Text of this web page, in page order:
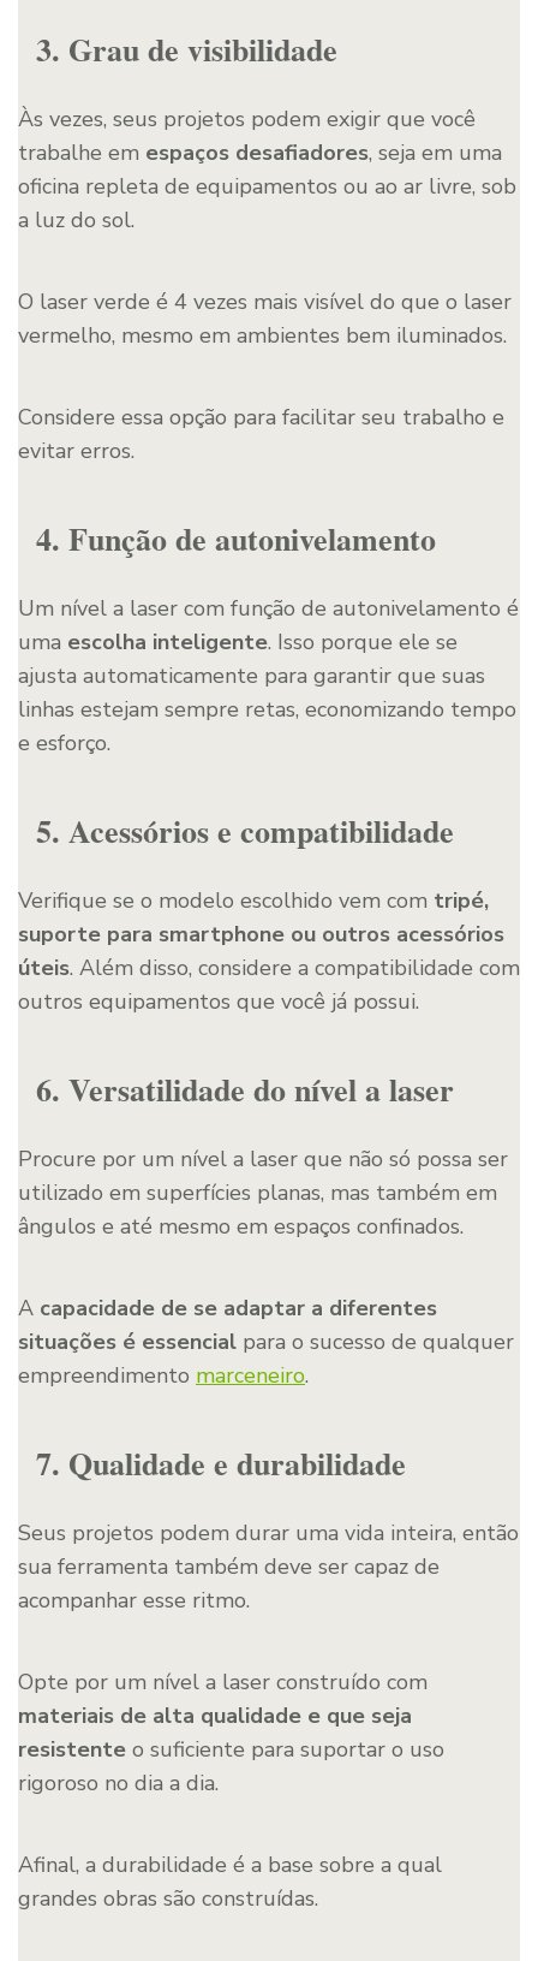
3. Grau de visibilidade
Às vezes, seus projetos podem exigir que você
trabalhe em espaços desafiadores, seja em uma
oficina repleta de equipamentos ou ao ar livre, sob
a luz do sol.
O laser verde é 4 vezes mais visível do que o laser
vermelho, mesmo em ambientes bem iluminados.
Considere essa opção para facilitar seu trabalho e
evitar erros.
4. Função de autonivelamento
Um nível a laser com função de autonivelamento é
uma escolha inteligente. Isso porque ele se
ajusta automaticamente para garantir que suas
linhas estejam sempre retas, economizando tempo
e esforço.
5. Acessórios e compatibilidade
Verifique se o modelo escolhido vem com tripé,
suporte para smartphone ou outros acessórios
úteis. Além disso, considere a compatibilidade com
outros equipamentos que você já possui.
6. Versatilidade do nível a laser
Procure por um nível a laser que não só possa ser
utilizado em superfícies planas, mas também em
ângulos e até mesmo em espaços confinados.
A capacidade de se adaptar a diferentes
situações é essencial para o sucesso de qualquer
empreendimento marceneiro.
7. Qualidade e durabilidade
Seus projetos podem durar uma vida inteira, então
sua ferramenta também deve ser capaz de
acompanhar esse ritmo.
Opte por um nível a laser construído com
materiais de alta qualidade e que seja
resistente o suficiente para suportar o uso
rigoroso no dia a dia.
Afinal, a durabilidade é a base sobre a qual
grandes obras são construídas.